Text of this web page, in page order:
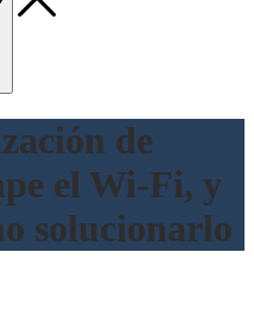
de
el Wi-Fi, y
solucionarlo